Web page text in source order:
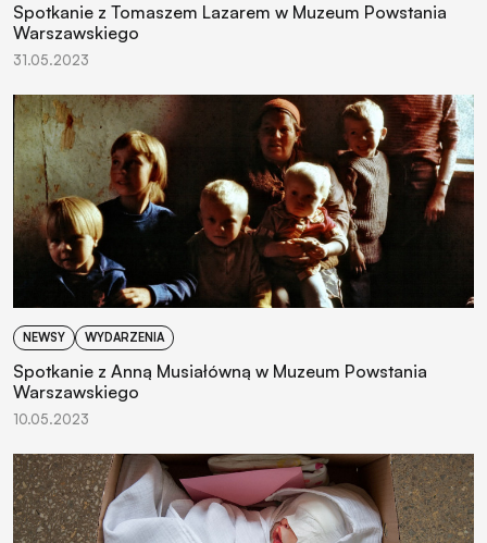
Spotkanie z Tomaszem Lazarem w Muzeum Powstania
Warszawskiego
31.05.2023
NEWSY WYDARZENIA
Spotkanie z Anną Musiałówną w Muzeum Powstania
Warszawskiego
10.05.2023